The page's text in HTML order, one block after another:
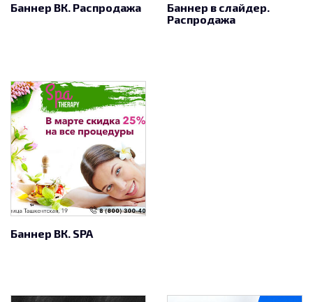
Баннер ВК. Распродажа
Баннер в слайдер.
Распродажа
Баннер ВК. SPA